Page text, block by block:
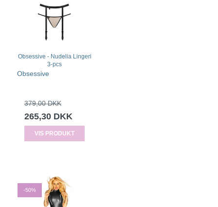
Obsessive - Nudelia Lingeri
3-pcs
Obsessive
379,00 DKK
265,30 DKK
VIS PRODUKT
-50%